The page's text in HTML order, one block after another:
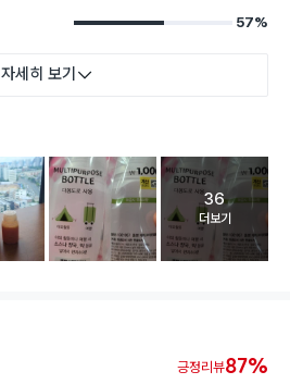
57%
자세히 보기
고객 리뷰
36
더보기
긍정리뷰87%